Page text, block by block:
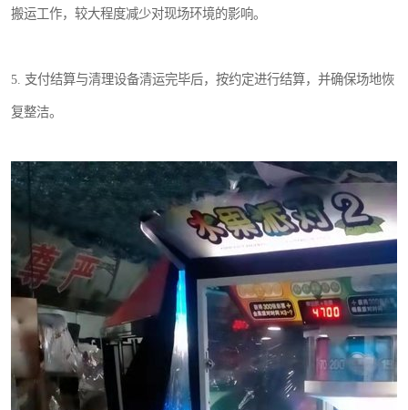
搬运工作，较大程度减少对现场环境的影响。
5. 支付结算与清理设备清运完毕后，按约定进行结算，并确保场地恢
复整洁。